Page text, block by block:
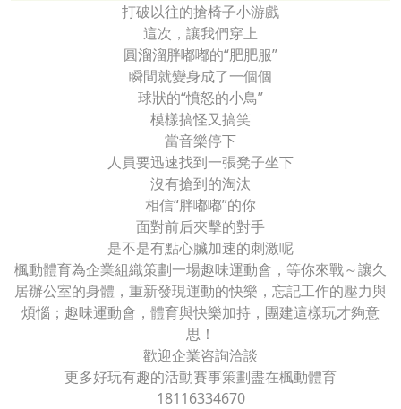
打破以往的搶椅子小游戲
這次，讓我們穿上
圓溜溜胖嘟嘟的“肥肥服”
瞬間就變身成了一個個
球狀的“憤怒的小鳥”
模樣搞怪又搞笑
當音樂停下
人員要迅速找到一張凳子坐下
沒有搶到的淘汰
相信“胖嘟嘟”的你
面對前后夾擊的對手
是不是有點心臟加速的刺激呢
楓動體育為企業組織策劃一場趣味運動會，等你來戰～讓久
居辦公室的身體，重新發現運動的快樂，忘記工作的壓力與
煩惱；趣味運動會，體育與快樂加持，團建這樣玩才夠意
思！
歡迎企業咨詢洽談
更多好玩有趣的活動賽事策劃盡在楓動體育
18116334670